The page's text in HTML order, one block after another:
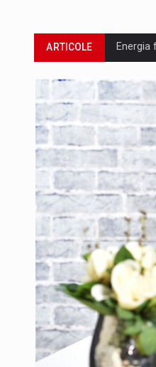
ARTICOLE
ARTICOLE Cum
ARTICOLE
ARTICOLE
INTERVIURI
INTERVIURI CU
INTERVIURI
INTERVIURI OUR
INTERVIURI
STIRI Hard